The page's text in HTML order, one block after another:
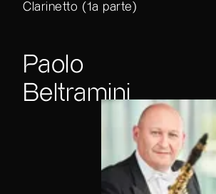
Clarinetto (1a parte)
Paolo
Beltramini